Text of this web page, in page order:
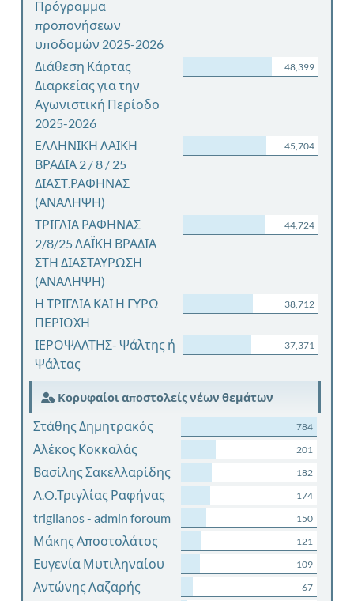
Πρόγραμμα
προπονήσεων
υποδομών 2025-2026
Διάθεση Κάρτας
Διαρκείας για την
Αγωνιστική Περίοδο
2025-2026
48,399
ΕΛΛΗΝΙΚΗ ΛΑΙΚΗ
ΒΡΑΔΙΑ 2 / 8 / 25
ΔΙΑΣΤ.ΡΑΦΗΝΑΣ
(ΑΝΑΛΗΨΗ)
45,704
ΤΡΙΓΛΙΑ ΡΑΦΗΝΑΣ
2/8/25 ΛΑΪΚΗ ΒΡΑΔΙΑ
ΣΤΗ ΔΙΑΣΤΑΥΡΩΣΗ
(ΑΝΑΛΗΨΗ)
44,724
Η ΤΡΙΓΛΙΑ ΚΑΙ Η ΓΥΡΩ
ΠΕΡΙΟΧΗ
38,712
ΙΕΡΟΨΑΛΤΗΣ- Ψάλτης ή
Ψάλτας
37,371
Κορυφαίοι αποστολείς νέων θεμάτων
Στάθης Δημητρακός 784
Αλέκος Κοκκαλάς 201
Βασίλης Σακελλαρίδης 182
A.O.Τριγλίας Ραφήνας 174
triglianos - admin foroum 150
Μάκης Αποστολάτος 121
Ευγενία Μυτιληναίου 109
Αντώνης Λαζαρής 67